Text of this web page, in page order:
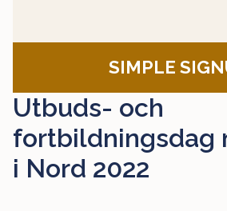
Utbuds- och
fortbildningsdag
i Nord 2022
SIMPLE